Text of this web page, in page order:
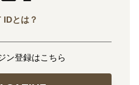
IDとは？
ン登録はこちら